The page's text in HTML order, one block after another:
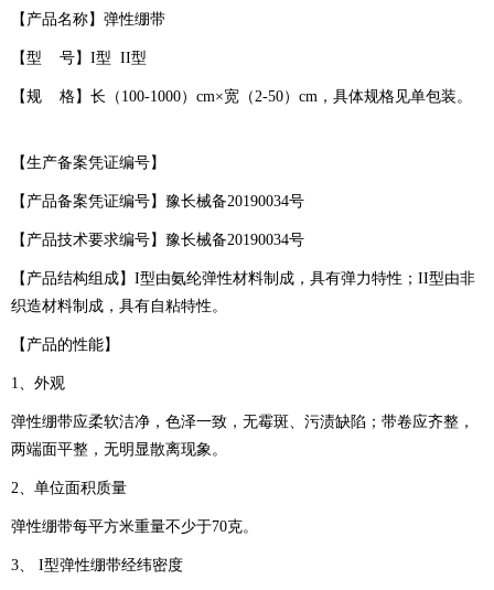
【产品名称】弹性绷带
【型 号】I型 II型
【规 格】长（100-1000）cm×宽（2-50）cm，具体规格见单包装。
【生产备案凭证编号】
【产品备案凭证编号】豫长械备20190034号
【产品技术要求编号】豫长械备20190034号
【产品结构组成】I型由氨纶弹性材料制成，具有弹力特性；II型由非
织造材料制成，具有自粘特性。
【产品的性能】
1、外观
弹性绷带应柔软洁净，色泽一致，无霉斑、污渍缺陷；带卷应齐整，
两端面平整，无明显散离现象。
2、单位面积质量
弹性绷带每平方米重量不少于70克。
3、 I型弹性绷带经纬密度